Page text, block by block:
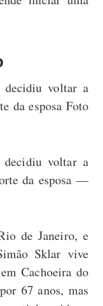
voltar a
da esposa —
de Janeiro, e
Sklar vive
Cachoeira do
67 anos, mas